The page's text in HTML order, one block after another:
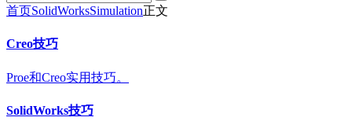
首页SolidWorksSimulation正文
Creo技巧
Proe和Creo实用技巧。
SolidWorks技巧